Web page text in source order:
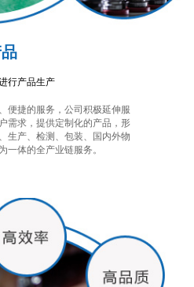
行产品生产
便捷的服务，公司积极延伸服
需求，提供定制化的产品，形
生产、检测、包装、国内外物
一体的全产业链服务。